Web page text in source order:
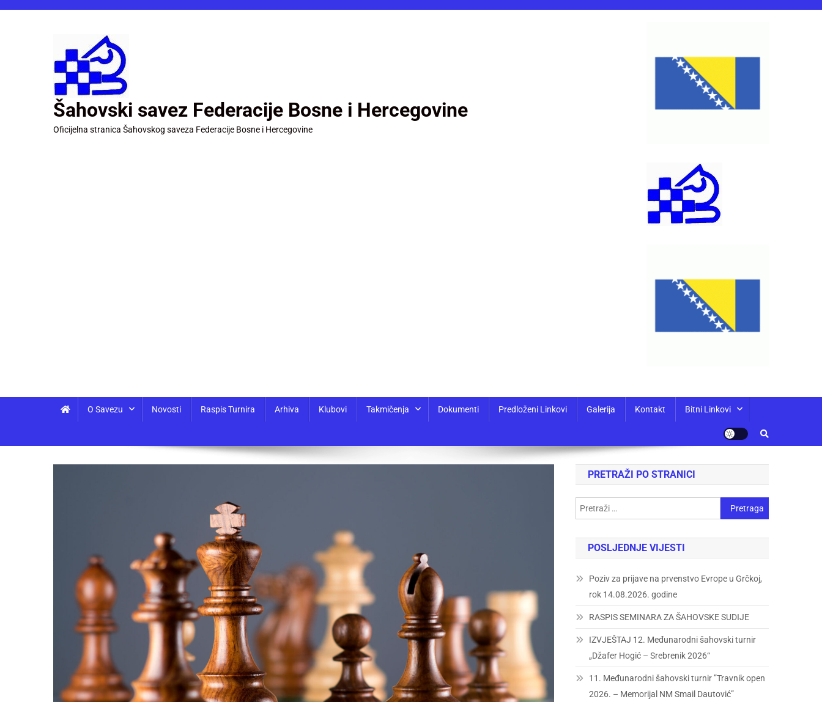
Šahovski savez Federacije Bosne i Hercegovine
Oficijelna stranica Šahovskog saveza Federacije Bosne i Hercegovine
O Savezu Novosti Raspis Turnira Arhiva Klubovi Takmičenja Dokumenti Predloženi Linkovi Galerija Kontakt Bitni Linkovi
PRETRAŽI PO STRANICI
POSLJEDNJE VIJESTI
Poziv za prijave na prvenstvo Evrope u Grčkoj,
rok 14.08.2026. godine
RASPIS SEMINARA ZA ŠAHOVSKE SUDIJE
IZVJEŠTAJ 12. Međunarodni šahovski turnir
„Džafer Hogić – Srebrenik 2026“
11. Međunarodni šahovski turnir ”Travnik open
2026. – Memorijal NM Smail Dautović”